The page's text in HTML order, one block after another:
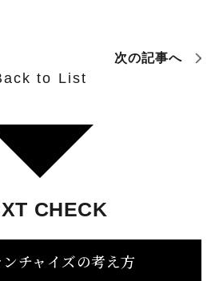
次の記事へ
to List
CHECK
チャイズの考え方